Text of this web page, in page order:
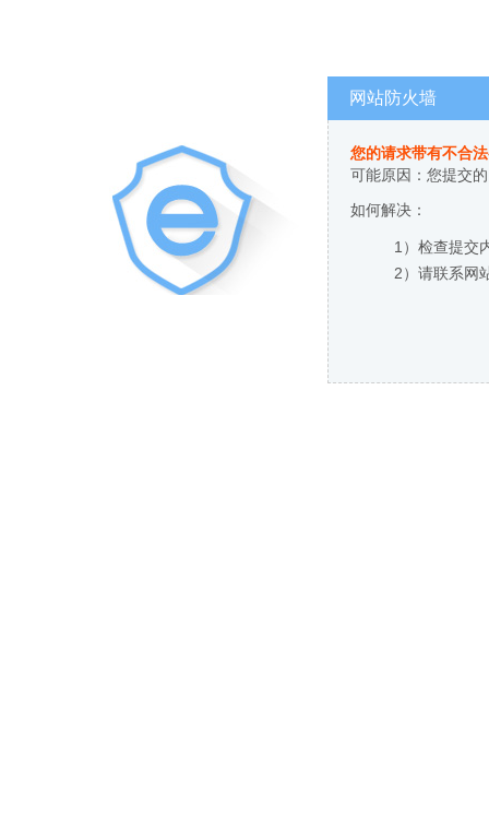
网站防火墙
您的请求带有不合
可能原因：您提交
如何解决：
1）检查提交
2）请联系网